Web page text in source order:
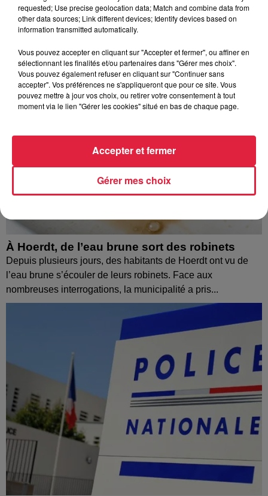
À découvrir également
À Hoerdt, de l’eau brune sort des robinets
Depuis plusieurs jours, des habitants de Hoerdt ont vu de
l’eau brune s’écouler de leurs robinets. Face aux
nombreuses interrogations, la municipalité a pris...
requested; Use precise geolocation data; Match and combine data from
other data sources; Link different devices; Identify devices based on
information transmitted automatically.
Vous pouvez accepter en cliquant sur "Accepter et fermer", ou affiner en
sélectionnant les finalités et/ou partenaires dans "Gérer mes choix".
Vous pouvez également refuser en cliquant sur "Continuer sans
accepter". Vos préférences ne s'appliqueront que pour ce site. Vous
pouvez mettre à jour vos choix, ou retirer votre consentement à tout
moment via le lien "Gérer les cookies" situé en bas de chaque page.
Gérer mes choix
Accepter et fermer